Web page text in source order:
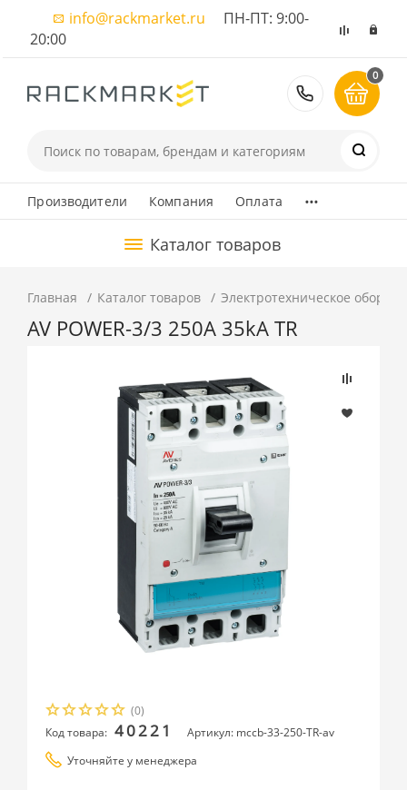
info@rackmarket.ru ПН-ПТ: 9:00-
20:00
8 (495)
0
Производители Компания Оплата ...
Каталог товаров
Главная Каталог товаров Электротехническое
AV POWER-3/3 250А 35kA TR
(0)
Код товара: 40221
Артикул: mccb-33-250-TR-av
Уточняйте у менеджера